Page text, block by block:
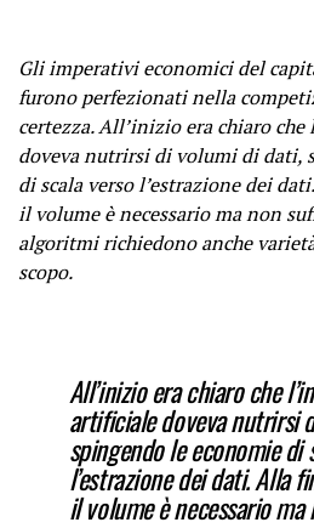
Gli imperativi economici del
furono perfezionati nella
certezza. All’inizio era chiaro
doveva nutrirsi di volumi di dati,
di scala verso l’estrazione dei
il volume è necessario ma non
algoritmi richiedono anche
scopo.
All’inizio era chiaro che
artificiale doveva nutrirsi
spingendo le economie di
l’estrazione dei dati. Alla
il volume è necessario